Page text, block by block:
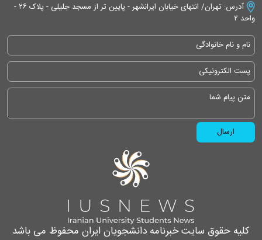
آدرس: تهران/ انتهای خیابان ایرانشهر - پایین تر از مسجد جلیلی - پلاک ۲۶ -
واحد ۲
کلیه حقوق سایت خبرنامه دانشجویان ایران محفوظ می باشد